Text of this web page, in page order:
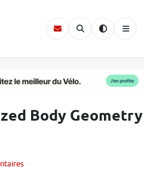
Body Geometry